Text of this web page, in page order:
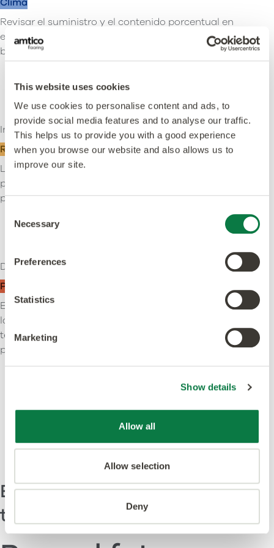
This website uses cookies
We use cookies to personalise content and ads, to
provide social media features and to analyse our traffic.
This helps us to provide you with a good experience
when you browse our website and also allows us to
improve our site.
Selection
Necessary
Preferences
Statistics
Marketing
Show details
Allow all
Allow selection
Deny
Revisar el suministro y el contenido porcentual en
el producto de las materias primas de origen
biológico atribuido para identificar mejoras
Instalación y fin de la vida útil
Residuos
Lograr un aumento del 10 % en la devolución de
productos usados como parte de nuestro
programa de recogida.
Desarrollo del personal
Personas
Elaborar una matriz de formación para mejorar
las competencias de nuestros compañeros en
temas de sostenibilidad relevantes para sus
puestos.
En qué estamos
trabajando